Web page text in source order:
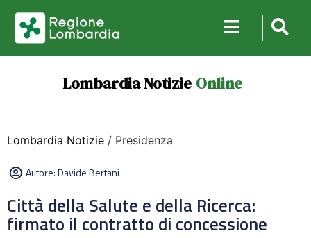
Lombardia Notizie Online
Lombardia Notizie / Presidenza
Autore:Davide Bertani
Città della Salute e della Ricerca:
firmato il contratto di concessione